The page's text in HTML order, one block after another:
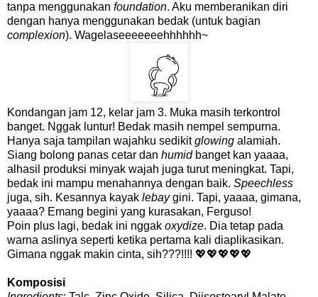
tanpa menggunakan foundation. Aku memberanikan diri
dengan hanya menggunakan bedak (untuk bagian
complexion). Wagelaseeeeeeehhhhhh~
Kondangan jam 12, kelar jam 3. Muka masih terkontrol
banget. Nggak luntur! Bedak masih nempel sempurna.
Hanya saja tampilan wajahku sedikitglowing alamiah.
Siang bolong panas cetar dan humid banget kan yaaaa,
alhasil produksi minyak wajah juga turut meningkat. Tapi,
bedak ini mampu menahannya dengan baik. Speechless
juga, sih. Kesannya kayak lebaygini. Tapi, yaaaa, gimana,
yaaaa? Emang begini yang kurasakan, Ferguso!
Poin plus lagi, bedak ini nggak oxydize. Dia tetap pada
warna aslinya seperti ketika pertama kali diaplikasikan.
Gimana nggak makin cinta, sih???!!!! 💖💖💖💖💖
Komposisi